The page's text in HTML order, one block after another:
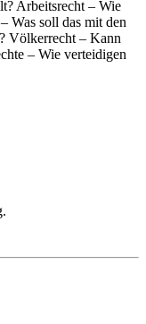
Arbeitsrecht – Wie
Was soll das mit den
Völkerrecht – Kann
– Wie verteidigen